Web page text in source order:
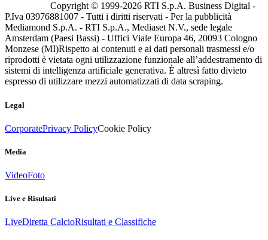
Copyright © 1999-2026 RTI S.p.A. Business Digital -
P.Iva 03976881007 - Tutti i diritti riservati - Per la pubblicità
Mediamond S.p.A. - RTI S.p.A., Mediaset N.V., sede legale
Amsterdam (Paesi Bassi) - Uffici Viale Europa 46, 20093 Cologno
Monzese (MI)Rispetto ai contenuti e ai dati personali trasmessi e/o
riprodotti è vietata ogni utilizzazione funzionale all’addestramento di
sistemi di intelligenza artificiale generativa. È altresì fatto divieto
espresso di utilizzare mezzi automatizzati di data scraping.
Legal
CorporatePrivacy PolicyCookie Policy
Media
VideoFoto
Live e Risultati
LiveDiretta CalcioRisultati e Classifiche